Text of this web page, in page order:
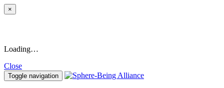
×
Loading…
Close
Toggle navigation